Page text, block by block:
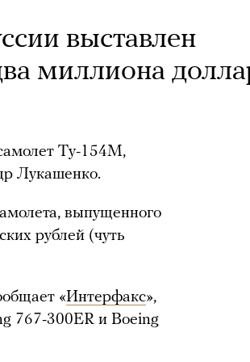
выставлен
миллиона
Tу-154M,
Лукашенко.
выпущенного
рублей (чуть
«Интерфакс»,
767-300ER и Boeing